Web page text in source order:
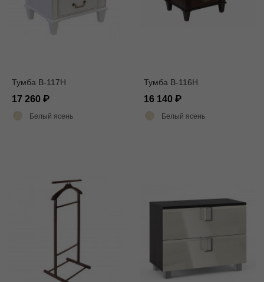
Тумба В-117Н
17 260
Белый ясень
Тумба В-116Н
16 140
Белый ясень